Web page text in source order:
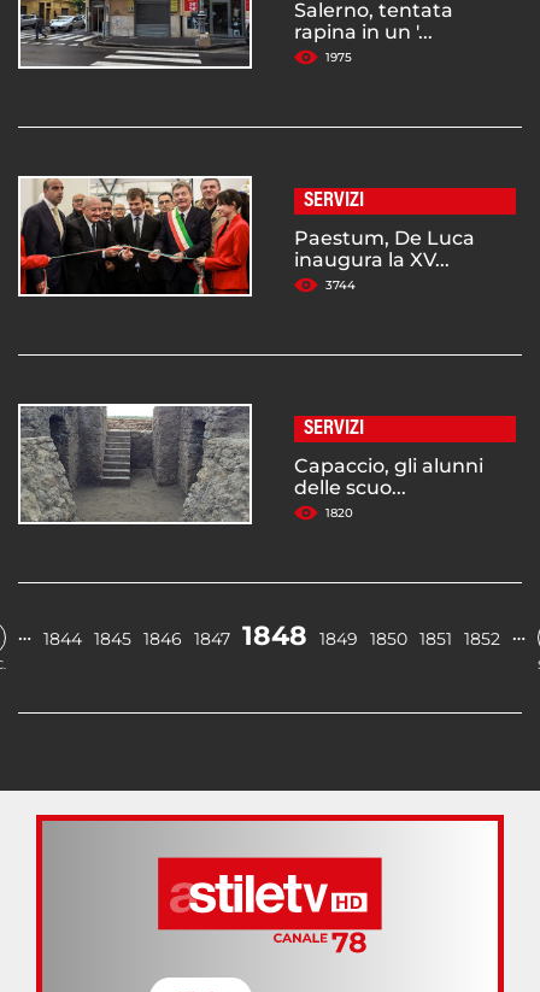
Salerno, tentata
rapina in un '...
1975
SERVIZI
Paestum, De Luca
inaugura la XV...
3744
SERVIZI
Capaccio, gli alunni
delle scuo...
1820
… 1844 1845 1846 1847 1848 1849 1850 1851 1852 …